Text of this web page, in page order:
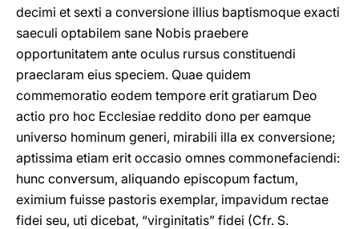
decimi et sexti a conversione illius baptismoque exacti
saeculi optabilem sane Nobis praebere
opportunitatem ante oculus rursus constituendi
praeclaram eius speciem. Quae quidem
commemoratio eodem tempore erit gratiarum Deo
actio pro hoc Ecclesiae reddito dono per eamque
universo hominum generi, mirabili illa ex conversione;
aptissima etiam erit occasio omnes commonefaciendi:
hunc conversum, aliquando episcopum factum,
eximium fuisse pastoris exemplar, impavidum rectae
fidei seu, uti dicebat, “virginitatis” fidei (Cfr. S.